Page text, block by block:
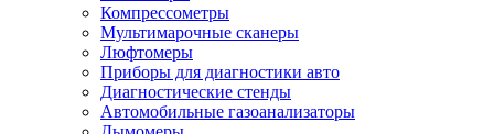
Компрессометры
Мультимарочные сканеры
Люфтомеры
Приборы для диагностики авто
Диагностические стенды
Автомобильные газоанализаторы